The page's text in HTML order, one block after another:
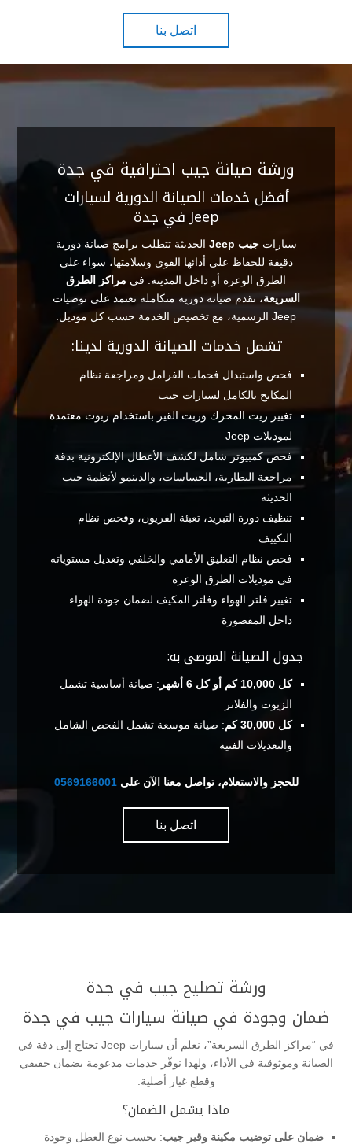
اتصل بنا
ورشة صيانة جيب احترافية في جدة
أفضل خدمات الصيانة الدورية لسيارات
Jeep في جدة
سياراتجيب Jeep
الحديثة تتطلب برامج صيانة دورية
دقيقة للحفاظ على أدائها القوي وسلامتها، سواء على
الطرق الوعرة أو داخل المدينة. في مراكز الطرق
السريعة، نقدم صيانة دورية متكاملة تعتمد على توصيات
Jeep الرسمية، مع تخصيص الخدمة حسب كل موديل.
تشمل خدمات الصيانة الدورية لدينا:
فحص واستبدال فحمات الفرامل ومراجعة نظام
المكابح بالكامل لسيارات جيب
تغيير زيت المحرك وزيت القير باستخدام زيوت معتمدة
لموديلات Jeep
فحص كمبيوتر شامل لكشف الأعطال الإلكترونية بدقة
مراجعة البطارية، الحساسات، والدينمو لأنظمة جيب
الحديثة
تنظيف دورة التبريد، تعبئة الفريون، وفحص نظام
التكييف
فحص نظام التعليق الأمامي والخلفي وتعديل مستوياته
في موديلات الطرق الوعرة
تغيير فلتر الهواء وفلتر المكيف لضمان جودة الهواء
داخل المقصورة
جدول الصيانة الموصى به:
كل 10,000 كم أو كل 6 أشهر
: صيانة أساسية تشمل
الزيوت والفلاتر
كل 30,000 كم
: صيانة موسعة تشمل الفحص الشامل
والتعديلات الفنية
للحجز والاستعلام، تواصل معنا الآن على0569166001
اتصل بنا
ورشة تصليح جيب في جدة
ضمان وجودة في صيانة سيارات جيب في جدة
في “مراكز الطرق السريعة”، نعلم أن سيارات Jeep تحتاج إلى دقة في
الصيانة وموثوقية في الأداء، ولهذا نوفّر خدمات مدعومة بضمان حقيقي
وقطع غيار أصلية.
ماذا يشمل الضمان؟
ضمان على توضيب مكينة وقير جيب: بحسب نوع العطل وجودة